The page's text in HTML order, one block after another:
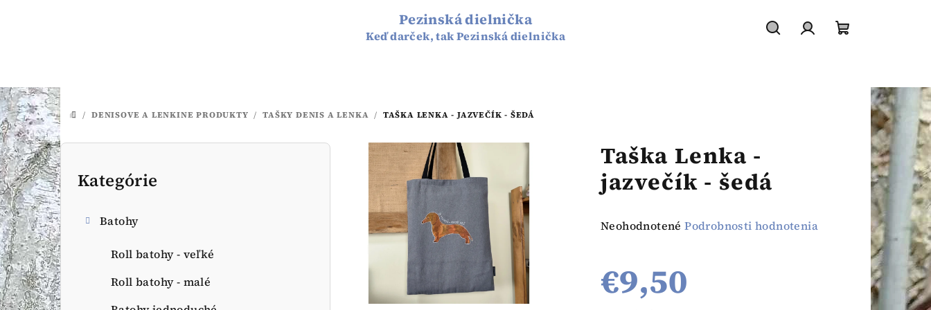
Pezinská dielnička
Keď darček, tak Pezinská dielnička
košík
DOMOV
/ DENISOVE A LENKINE PRODUKTY / TAŠKY DENIS A LENKA / TAŠKA LENKA - JAZVEČÍK - ŠEDÁ
B
o
č
n
ý
p
Preskočiť
kategórie
Kategórie
Batohy
Roll batohy - veľké
Roll batohy - malé
Taška Lenka -
jazvečík - šedá
Priemerné
je
0,0
Neohodnotené Podrobnosti hodnotenia
€9,50